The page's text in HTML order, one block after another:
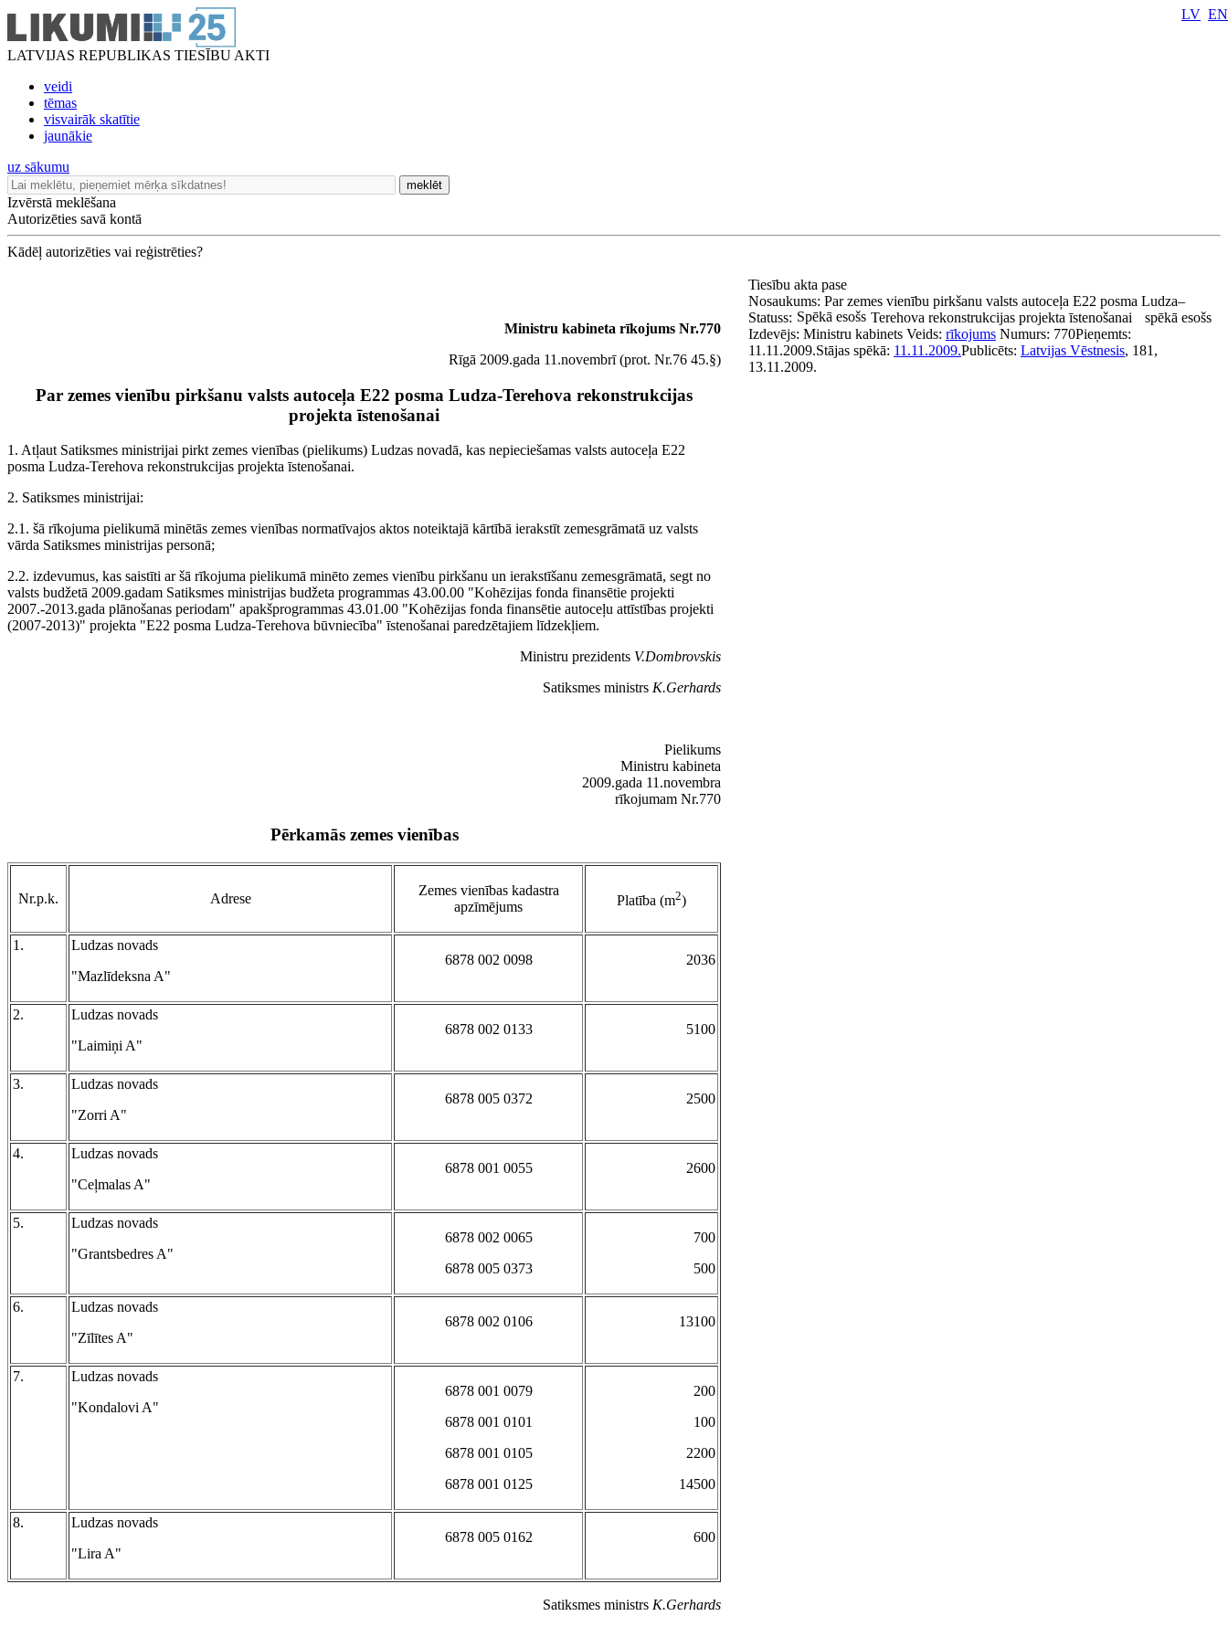
LATVIJAS REPUBLIKAS TIESĪBU AKTI
veidi
tēmas
visvairāk skatītie
jaunākie
LV EN
uz sākumu
meklēt
Izvērstā meklēšana
Autorizēties savā kontā
Kādēļ autorizēties vai reģistrēties?
Ministru kabineta rīkojums Nr.770
Rīgā 2009.gada 11.novembrī (prot. Nr.76 45.§)
Par zemes vienību pirkšanu valsts autoceļa E22 posma Ludza-Terehova rekonstrukcijas
projekta īstenošanai
1. Atļaut Satiksmes ministrijai pirkt zemes vienības (pielikums) Ludzas novadā, kas nepieciešamas valsts autoceļa E22
posma Ludza-Terehova rekonstrukcijas projekta īstenošanai.
2. Satiksmes ministrijai:
2.1. šā rīkojuma pielikumā minētās zemes vienības normatīvajos aktos noteiktajā kārtībā ierakstīt zemesgrāmatā uz valsts
vārda Satiksmes ministrijas personā;
2.2. izdevumus, kas saistīti ar šā rīkojuma pielikumā minēto zemes vienību pirkšanu un ierakstīšanu zemesgrāmatā, segt no
valsts budžetā 2009.gadam Satiksmes ministrijas budžeta programmas 43.00.00 "Kohēzijas fonda finansētie projekti
2007.-2013.gada plānošanas periodam" apakšprogrammas 43.01.00 "Kohēzijas fonda finansētie autoceļu attīstības projekti
(2007-2013)" projekta "E22 posma Ludza-Terehova būvniecība" īstenošanai paredzētajiem līdzekļiem.
Ministru prezidents V.Dombrovskis
Satiksmes ministrs K.Gerhards
Pielikums
Ministru kabineta
2009.gada 11.novembra
rīkojumam Nr.770
Pērkamās zemes vienības
Nr.p.k. Adrese
Zemes vienības kadastra
apzīmējums
Platība (m2)
1.
Ludzas novads
"Mazlīdeksna A"
6878 002 0098 2036
2.
Ludzas novads
"Laimiņi A"
6878 002 0133 5100
3.
Ludzas novads
"Zorri A"
6878 005 0372 2500
4.
Ludzas novads
"Ceļmalas A"
6878 001 0055 2600
5.
Ludzas novads
"Grantsbedres A"
6878 002 0065
6878 005 0373
700
500
6.
Ludzas novads
"Zīlītes A"
6878 002 0106 13100
7.
Ludzas novads
"Kondalovi A"
6878 001 0079
6878 001 0101
6878 001 0105
6878 001 0125
200
100
2200
14500
8.
Ludzas novads
"Lira A"
6878 005 0162 600
Satiksmes ministrs K.Gerhards
Tiesību akta pase
Nosaukums: Par zemes vienību pirkšanu valsts autoceļa E22 posma Ludza–
Terehova rekonstrukcijas projekta īstenošanai
Statuss: Spēkā esošs
spēkā esošs
Izdevējs: Ministru kabinets Veids: rīkojums Numurs: 770Pieņemts:
11.11.2009.Stājas spēkā: 11.11.2009.Publicēts: Latvijas Vēstnesis, 181,
13.11.2009.